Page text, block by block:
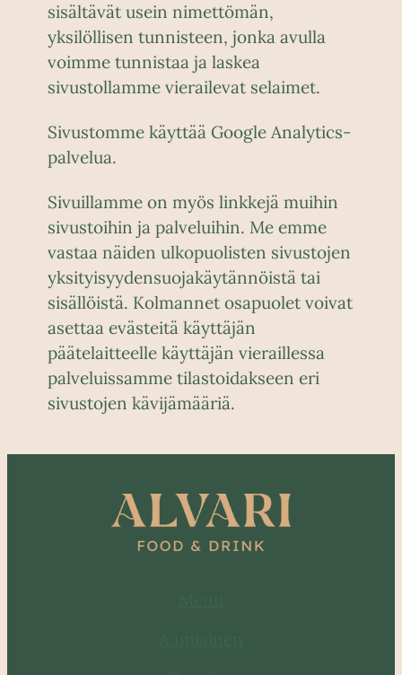
sisältävät usein nimettömän,
yksilöllisen tunnisteen, jonka avulla
voimme tunnistaa ja laskea
sivustollamme vierailevat selaimet.
Sivustomme käyttää Google Analytics-
palvelua.
Sivuillamme on myös linkkejä muihin
sivustoihin ja palveluihin. Me emme
vastaa näiden ulkopuolisten sivustojen
yksityisyydensuojakäytännöistä tai
sisällöistä. Kolmannet osapuolet voivat
asettaa evästeitä käyttäjän
päätelaitteelle käyttäjän vieraillessa
palveluissamme tilastoidakseen eri
sivustojen kävijämääriä.